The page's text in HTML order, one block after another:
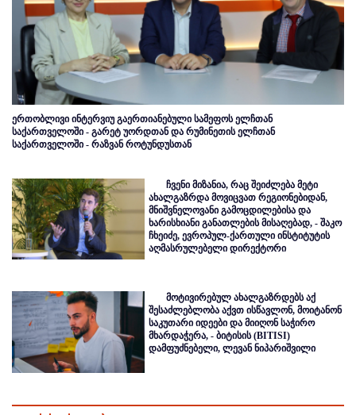
ერთობლივი ინტერვიუ გაერთიანებული სამეფოს ელჩთან
საქართველოში - გარეტ უორდთან და რუმინეთის ელჩთან
საქართველოში - რაზვან როტუნდუსთან
ჩვენი მიზანია, რაც შეიძლება მეტი
ახალგაზრდა მოვიცვათ რეგიონებიდან,
მნიშვნელოვანი გამოცდილებისა და
ხარისხიანი განათლების მისაღებად, - შაკო
ჩხეიძე, ევროპულ-ქართული ინსტიტუტის
აღმასრულებელი დირექტორი
მოტივირებულ ახალგაზრდებს აქ
შესაძლებლობა აქვთ ისწავლონ, მოიტანონ
საკუთარი იდეები და მიიღონ საჭირო
მხარდაჭერა, - ბიტისის (BITISI)
დამფუძნებელი, ლევან ნიპარიშვილი